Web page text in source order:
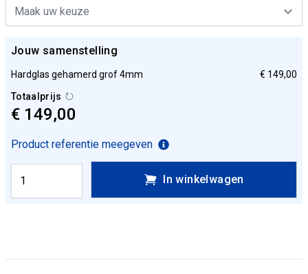
Jouw samenstelling
Hardglas gehamerd grof 4mm
€ 149,00
Totaalprijs
€ 149,00
Product referentie meegeven
In winkelwagen